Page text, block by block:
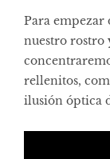
Para empezar
nuestro rostro
rellenitos,
ilusión óptica